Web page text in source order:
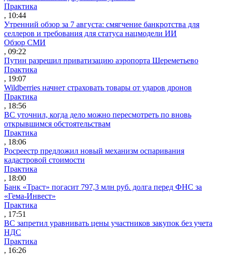
Практика
, 10:44
Утренний обзор за 7 августа: смягчение банкротства для
селлеров и требования для статуса нацмодели ИИ
Обзор СМИ
, 09:22
Путин разрешил приватизацию аэропорта Шереметьево
Практика
, 19:07
Wildberries начнет страховать товары от ударов дронов
Практика
, 18:56
ВС уточнил, когда дело можно пересмотреть по вновь
открывшимся обстоятельствам
Практика
, 18:06
Росреестр предложил новый механизм оспаривания
кадастровой стоимости
Практика
, 18:00
Банк «Траст» погасит 797,3 млн руб. долга перед ФНС за
«Гема-Инвест»
Практика
, 17:51
ВС запретил уравнивать цены участников закупок без учета
НДС
Практика
, 16:26